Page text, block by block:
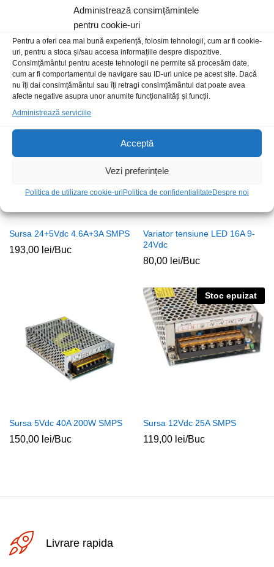
Administrează consimțămintele
pentru cookie-uri
Pentru a oferi cea mai bună experiență, folosim tehnologii, cum ar fi cookie-
uri, pentru a stoca și/sau accesa informațiile despre dispozitive.
Consimțământul pentru aceste tehnologii ne permite să procesăm date,
cum ar fi comportamentul de navigare sau ID-uri unice pe acest site. Dacă
nu îți dai consimțământul sau îți retragi consimțământul dat poate avea
afecte negative asupra unor anumite funcționalități și funcții.
Administrează serviciile
Acceptă
Vezi preferințele
Politica de utilizare cookie-uri Politica de confidentialitate Despre noi
Sursa 5.0V 12A SMPS
89,00lei/Buc
Sursa 12Vdc 60A 720W SMPS
230,00lei/Buc
Sursa 24+5Vdc 4.6A+3A SMPS
193,00 lei/Buc
Variator tensiune LED 16A 9-
24Vdc
80,00 lei/Buc
Sursa 5Vdc 40A 200W SMPS
150,00 lei/Buc
Stoc epuizat
Sursa 12Vdc 25A SMPS
119,00 lei/Buc
Livrare rapida